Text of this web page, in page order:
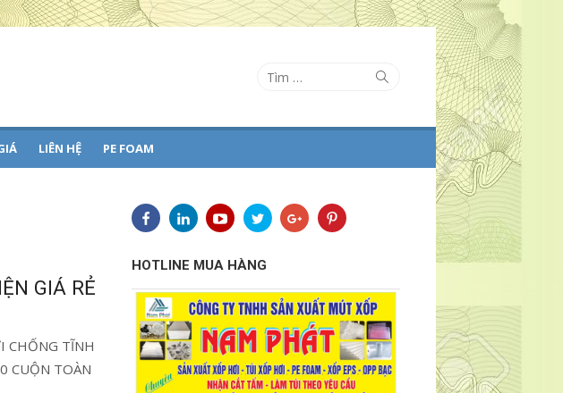
Tìm
Tìm
LIÊN HỆ PE FOAM
GIÁ RẺ
CHỐNG TĨNH
CUỘN TOÀN
HOTLINE MUA HÀNG